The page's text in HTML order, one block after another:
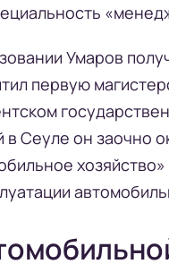
Умаров
первую
в Сеуле он заочно